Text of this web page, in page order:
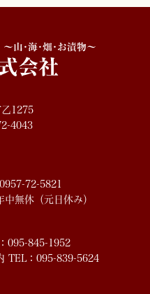
1275
4043
72-5821
無休（元日休み）
095-845-1952
TEL：095-839-5624